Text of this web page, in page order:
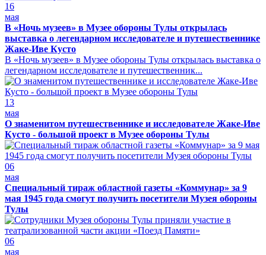
16
мая
В «Ночь музеев» в Музее обороны Тулы открылась
выставка о легендарном исследователе и путешественнике
Жаке-Иве Кусто
В «Ночь музеев» в Музее обороны Тулы открылась выставка о
легендарном исследователе и путешественник...
13
мая
О знаменитом путешественнике и исследователе Жаке-Иве
Кусто - большой проект в Музее обороны Тулы
06
мая
Специальный тираж областной газеты «Коммунар» за 9
мая 1945 года смогут получить посетители Музея обороны
Тулы
06
мая